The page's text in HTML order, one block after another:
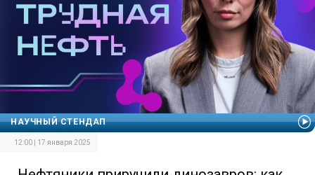
НАУЧНЫЙ СТЕНДАП
12:00 | 17 января 2025